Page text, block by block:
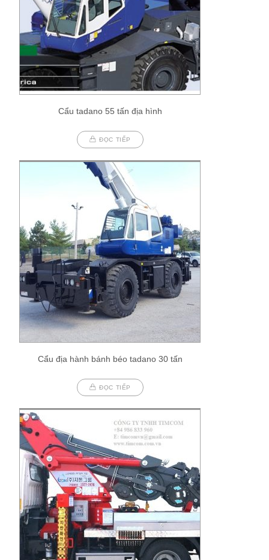
Cẩu tadano 55 tấn địa hình
ĐỌC TIẾP
Cẩu địa hành bánh béo tadano 30 tấn
ĐỌC TIẾP